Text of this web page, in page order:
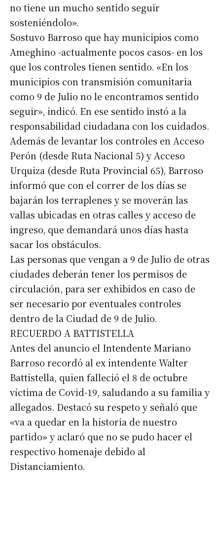
no tiene un mucho sentido seguir
sosteniéndolo».
Sostuvo Barroso que hay municipios como
Ameghino -actualmente pocos casos- en los
que los controles tienen sentido. «En los
municipios con transmisión comunitaria
como 9 de Julio no le encontramos sentido
seguir», indicó. En ese sentido instó a la
responsabilidad ciudadana con los cuidados.
Además de levantar los controles en Acceso
Perón (desde Ruta Nacional 5) y Acceso
Urquiza (desde Ruta Provincial 65), Barroso
informó que con el correr de los días se
bajarán los terraplenes y se moverán las
vallas ubicadas en otras calles y acceso de
ingreso, que demandará unos días hasta
sacar los obstáculos.
Las personas que vengan a 9 de Julio de otras
ciudades deberán tener los permisos de
circulación, para ser exhibidos en caso de
ser necesario por eventuales controles
dentro de la Ciudad de 9 de Julio.
RECUERDO A BATTISTELLA
Antes del anuncio el Intendente Mariano
Barroso recordó al ex intendente Walter
Battistella, quien falleció el 8 de octubre
víctima de Covid-19, saludando a su familia y
allegados. Destacó su respeto y señaló que
«va a quedar en la historia de nuestro
partido» y aclaró que no se pudo hacer el
respectivo homenaje debido al
Distanciamiento.